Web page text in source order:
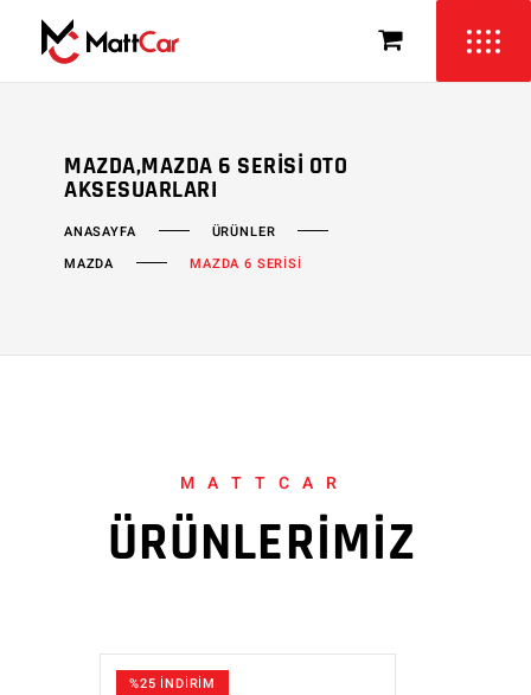
MAZDA,MAZDA 6 SERISI OTO
AKSESUARLARI
ANASAYFA
ÜRÜNLER
MAZDA
MAZDA 6 SERİSİ
MATTCAR
ÜRÜNLERİMİZ
%25 İNDİRİM